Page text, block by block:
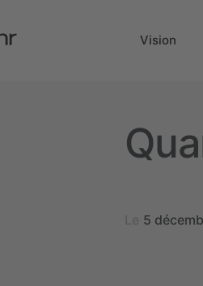
Vision
5